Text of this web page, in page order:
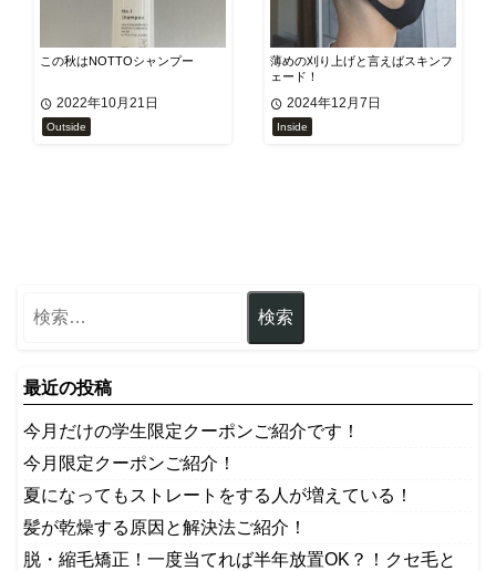
この秋はNOTTOシャンプー
2022年10月21日
Outside
薄めの刈り上げと言えばスキンフ
ェード！
2024年12月7日
Inside
最近の投稿
今月だけの学生限定クーポンご紹介です！
今月限定クーポンご紹介！
夏になってもストレートをする人が増えている！
髪が乾燥する原因と解決法ご紹介！
脱・縮毛矯正！一度当てれば半年放置OK？！クセ毛と